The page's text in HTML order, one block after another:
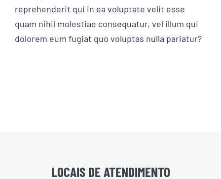
reprehenderit qui in ea voluptate velit esse
quam nihil molestiae consequatur, vel illum qui
dolorem eum fugiat quo voluptas nulla pariatur?
LOCAIS DE ATENDIMENTO